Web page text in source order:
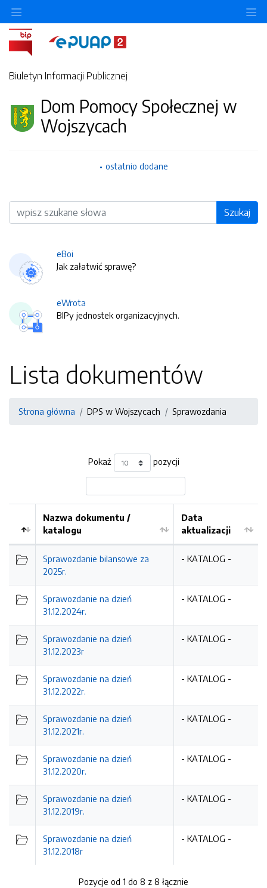
Biuletyn Informacji Publicznej
Dom Pomocy Społecznej w
Wojszycach
ostatnio dodane
Wyszukiwarka Szukaj
eBoi
Jak załatwić sprawę?
eWrota
BIPy jednostek organizacyjnych.
Lista dokumentów
Strona główna DPS w Wojszycach Sprawozdania
Pokaż pozycji
Nazwa dokumentu /
katalogu
Data
aktualizacji
Sprawozdanie bilansowe za
2025r.
- KATALOG -
Sprawozdanie na dzień
31.12.2024r.
- KATALOG -
Sprawozdanie na dzień
31.12.2023r
- KATALOG -
Sprawozdanie na dzień
31.12.2022r.
- KATALOG -
Sprawozdanie na dzień
31.12.2021r.
- KATALOG -
Sprawozdanie na dzień
31.12.2020r.
- KATALOG -
Sprawozdanie na dzień
31.12.2019r.
- KATALOG -
Sprawozdanie na dzień
31.12.2018r
- KATALOG -
Pozycje od 1 do 8 z 8 łącznie